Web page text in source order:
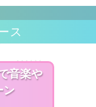
ス
音楽や
ン